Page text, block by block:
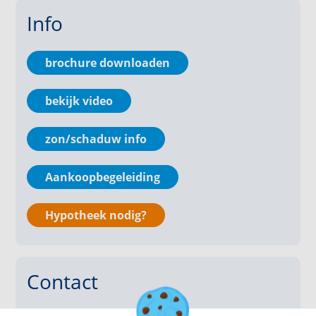
inbouwapparatuur, een wasmachineaansluiting en
badkamer bereikbaar, die is uitgerust met een
douche.
Slaapkamer 1 bevindt zich aan de achterzijde en
meubel en spiegel. Vanuit deze kamer heeft u
toegang tot het tweede balkon.
Slaapkamer 2 ligt aan de voorzijde en is eveneens
voorzien van een draairaam, wastafel met meubel en
spiegel.
beschikt over een draairaam.
De volledig betegelde, separate toiletruimte is
Info
brochure downloaden
bekijk video
zon/schaduw info
Aankoopbegeleiding
Hypotheek nodig?
Contact